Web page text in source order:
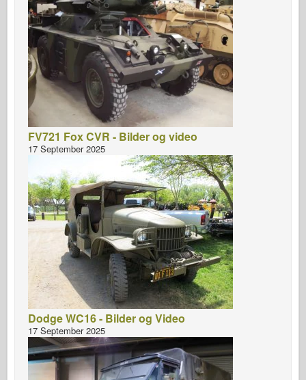
FV721 Fox CVR - Bilder og video
17 September 2025
Dodge WC16 - Bilder og Video
17 September 2025